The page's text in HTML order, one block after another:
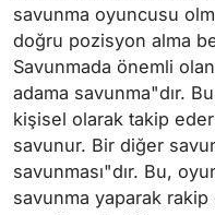
savunma oyuncusu
doğru pozisyon alma
Savunmada önemli
adama savunma"dır.
kişisel olarak takip
savunur. Bir diğer
savunması"dır. Bu,
savunma yaparak rakip